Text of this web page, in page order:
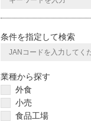
条件を指定して検索
業種から探す
外食
小売
食品工場